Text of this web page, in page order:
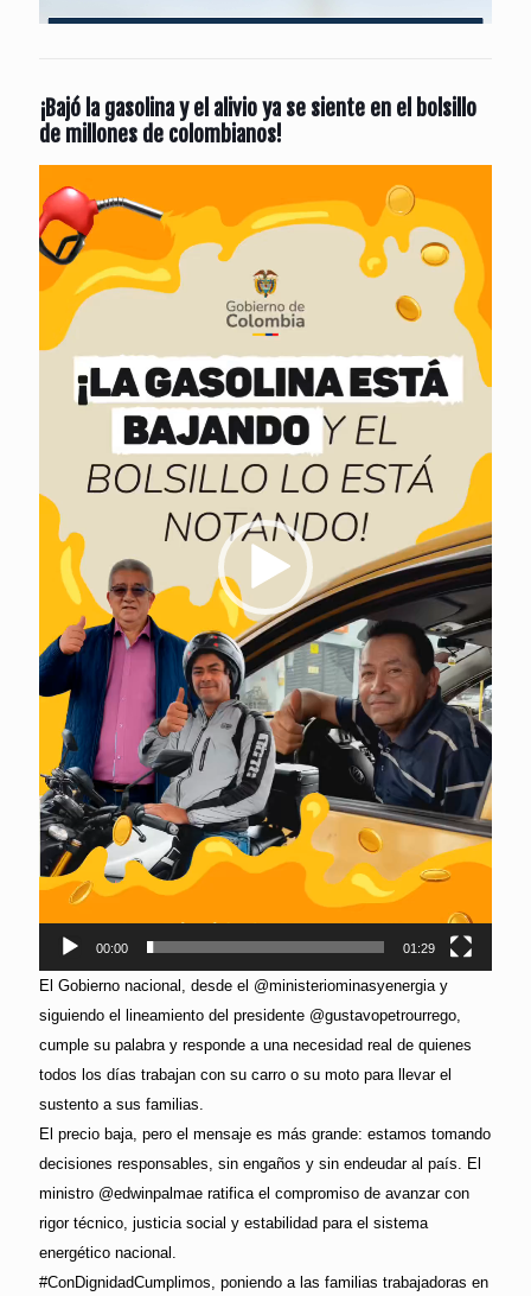
¡Bajó la gasolina y el alivio ya se siente en el bolsillo
de millones de colombianos!
de
vídeo
00:00 01:29
El Gobierno nacional, desde el @ministeriominasyenergia y
siguiendo el lineamiento del presidente @gustavopetrourrego,
cumple su palabra y responde a una necesidad real de quienes
todos los días trabajan con su carro o su moto para llevar el
sustento a sus familias.
El precio baja, pero el mensaje es más grande: estamos tomando
decisiones responsables, sin engaños y sin endeudar al país. El
ministro @edwinpalmae ratifica el compromiso de avanzar con
rigor técnico, justicia social y estabilidad para el sistema
energético nacional.
#ConDignidadCumplimos, poniendo a las familias trabajadoras en